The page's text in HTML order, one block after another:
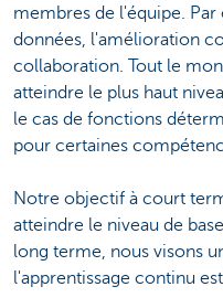
membres de l'équipe.
données, l'amélioration
collaboration. Tout le
atteindre le plus haut
le cas de fonctions
pour certaines
Notre objectif à court
atteindre le niveau de
long terme, nous visons
l'apprentissage continu